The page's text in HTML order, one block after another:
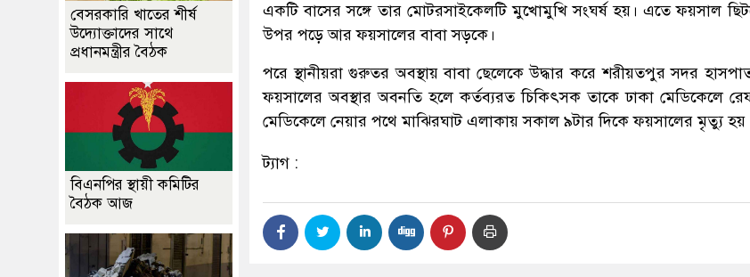
একটি বাসের সঙ্গে তার মোটরসাইকেলটি মুখোমুখি সংঘর্ষ হয়। এতে ফয়সাল
উপর পড়ে আর ফয়সালের বাবা সড়কে।
পরে স্থানীয়রা গুরুতর অবস্থায় বাবা ছেলেকে উদ্ধার করে শরীয়তপুর সদর
ফয়সালের অবস্থার অবনতি হলে কর্তব্যরত চিকিৎসক তাকে ঢাকা মেডিকেলে
মেডিকেলে নেয়ার পথে মাঝিরঘাট এলাকায় সকাল ৯টার দিকে ফয়সালের মৃত্যু হয়
ট্যাগ :
বেসরকারি খাতের শীর্ষ
উদ্যোক্তাদের সাথে
প্রধানমন্ত্রীর বৈঠক
বিএনপির স্থায়ী কমিটির
বৈঠক আজ